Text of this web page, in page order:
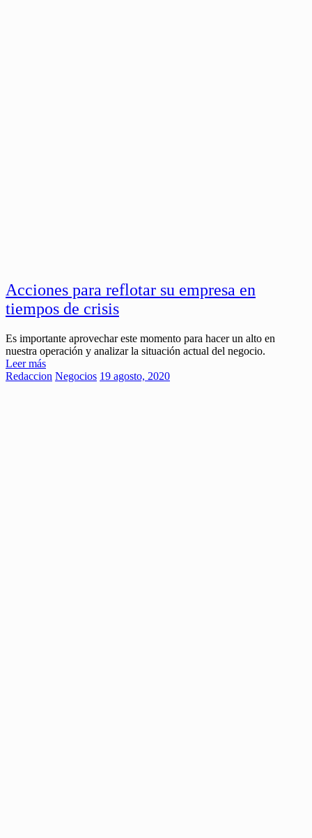
Acciones para reflotar su empresa en
tiempos de crisis
Es importante aprovechar este momento para hacer un alto en
nuestra operación y analizar la situación actual del negocio.
Leer más
Redaccion Negocios 19 agosto, 2020